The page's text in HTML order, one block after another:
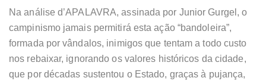
Na análise d’APALAVRA, assinada por Junior Gurgel, o
campinismo jamais permitirá esta ação “bandoleira”,
formada por vândalos, inimigos que tentam a todo custo
nos rebaixar, ignorando os valores históricos da cidade,
que por décadas sustentou o Estado, graças à pujança,